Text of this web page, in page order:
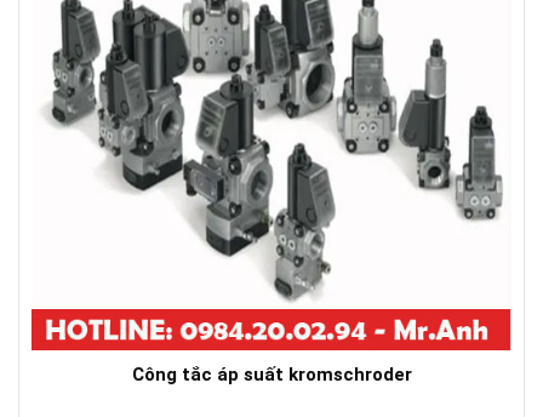
Công tắc áp suất kromschroder